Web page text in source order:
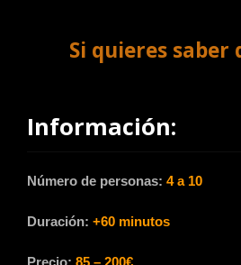
Si quieres
Información:
Número de personas: 4 a 10
Duración: +60 minutos
Precio: 85 – 200€